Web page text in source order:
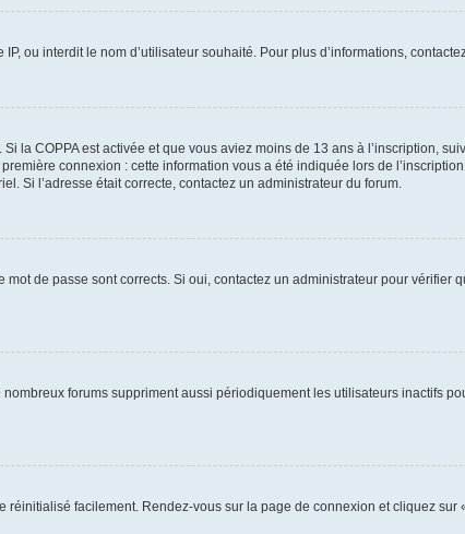
ou interdit le nom d’utilisateur souhaité. Pour plus d’informations,
la COPPA est activée et que vous aviez moins de 13 ans à l’inscription,
connexion : cette information vous a été indiquée lors de
Si l’adresse était correcte, contactez un administrateur du forum.
de passe sont corrects. Si oui, contactez un administrateur pour vérifier
forums suppriment aussi périodiquement les utilisateurs inactifs
facilement. Rendez-vous sur la page de connexion et cliquez sur